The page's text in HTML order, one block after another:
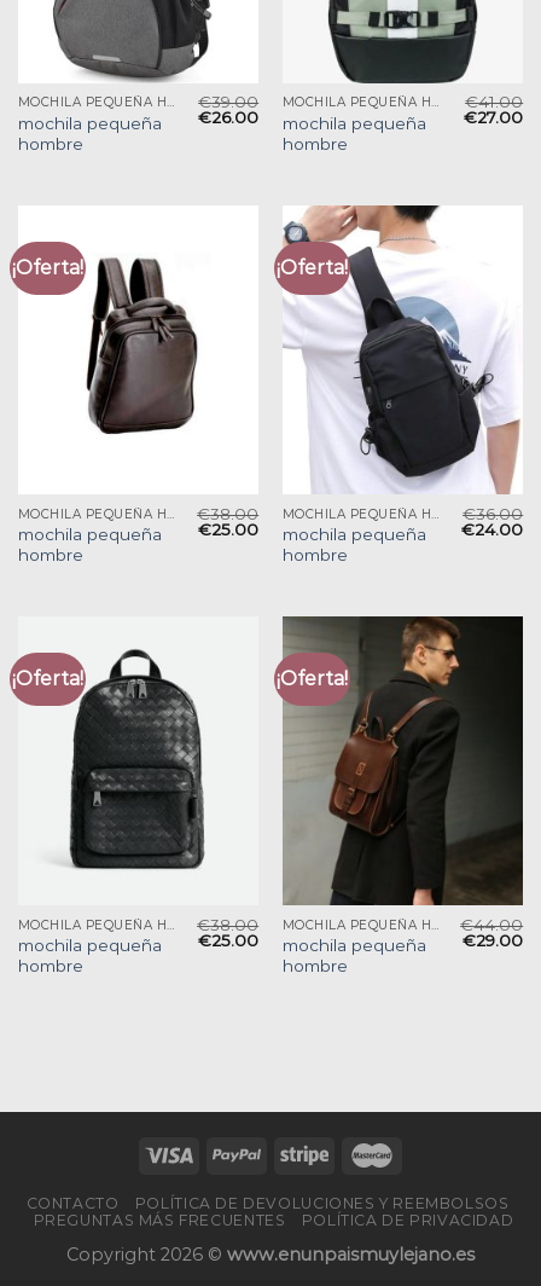
MOCHILA PEQUEÑA HOMBRE
mochila pequeña
hombre
€39.00
€26.00
MOCHILA PEQUEÑA HOMBRE
mochila pequeña
hombre
€41.00
€27.00
¡Oferta!
mochila pequeña
hombre
€38.00
€25.00
¡Oferta!
mochila pequeña
hombre
€36.00
€24.00
¡Oferta!
MOCHILA PEQUEÑA HOMBRE
mochila pequeña
hombre
€38.00
€25.00
¡Oferta!
MOCHILA PEQUEÑA HOMBRE
mochila pequeña
hombre
€44.00
€29.00
CONTACTO
POLÍTICA DE DEVOLUCIONES Y REEMBOLSOS
PREGUNTAS MÁS FRECUENTES
POLÍTICA DE PRIVACIDAD
Copyright 2026 © www.enunpaismuylejano.es